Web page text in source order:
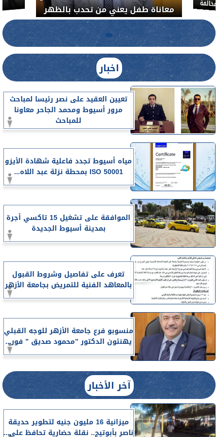
معاناة طفل يعني من تحدب بالظهر
اخبار
تعيين العقيد على نصر رئيسا لمباحث
مرور أسيوط ومحمد الجاحر معاونا
للمباحث
مياه أسيوط تجدد فاعلية شهادة الأيزو
ISO 50001 بمحطة نزلة عبد اللاه...
الموافقة على تشغيل 15 تاكسي أجرة
بمدينة أسيوط الجديدة
تعرف على تفاصيل وشروط القبول
بالمعاهد الفنية للتمريض بجامعة الأزهر
منسوبو فرع جامعة الأزهر للوجه القبلي
يهنئون الدكتور ”محمود صديق ” فور...
آخر الأخبار
ميزانية 16 مليون جنيه لتطوير حديقة
ناصر بأبوتيج.. نقلة حضارية تحافظ على...